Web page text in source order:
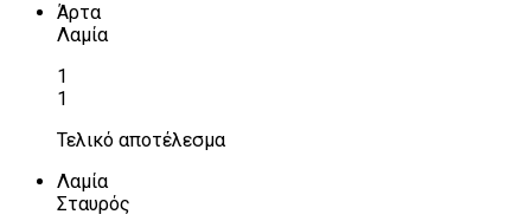
Άρτα
Λαμία
1
1
Τελικό αποτέλεσμα
Λαμία
Σταυρός